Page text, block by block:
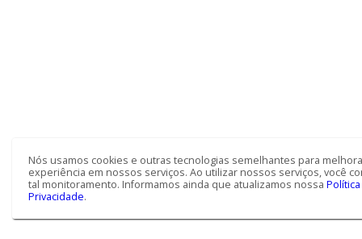
Nós usamos cookies e outras tecnologias semelhantes para
experiência em nossos serviços. Ao utilizar nossos serviços, você
tal monitoramento. Informamos ainda que atualizamos nossa
Privacidade.